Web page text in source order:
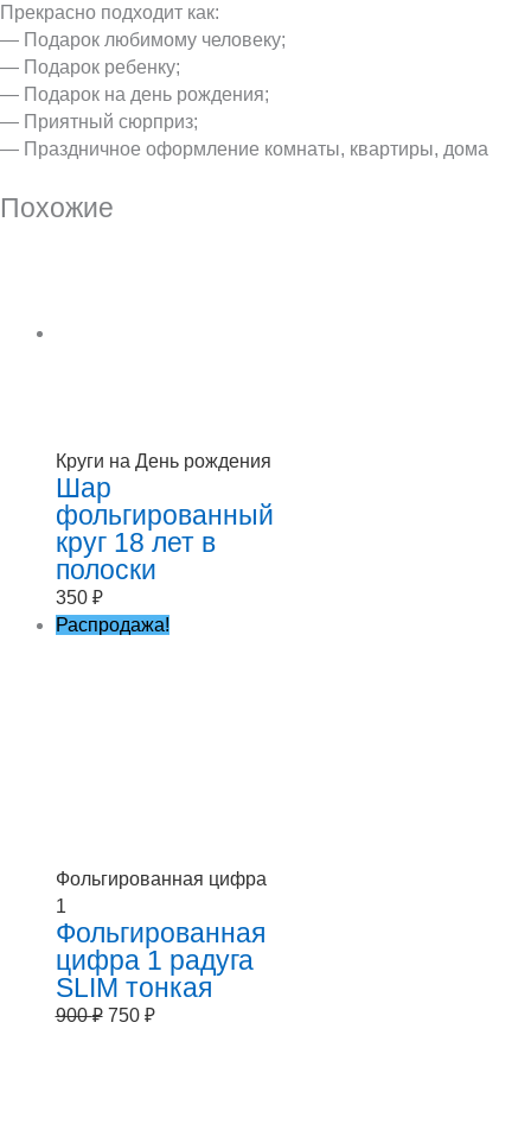
Прекрасно подходит как:
— Подарок любимому человеку;
— Подарок ребенку;
— Подарок на день рождения;
— Приятный сюрприз;
— Праздничное оформление комнаты, квартиры, дома
Похожие
Круги на День рождения
Шар
фольгированный
круг 18 лет в
полоски
350 ₽
Распродажа!
Фольгированная цифра
1
Фольгированная
цифра 1 радуга
SLIM тонкая
900₽ 750 ₽